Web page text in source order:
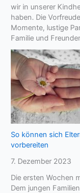
wir in unserer
haben. Die
Momente, lustige
Familie und
So können sich
vorbereiten
7. Dezember 2023
Die ersten Wochen
Dem jungen